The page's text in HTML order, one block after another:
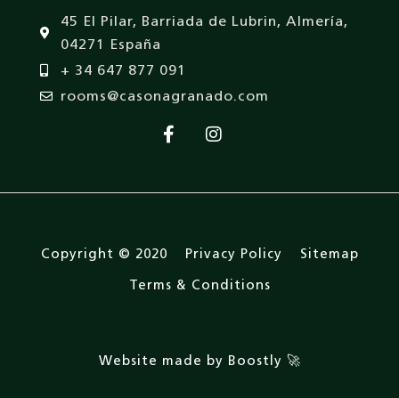
45 El Pilar, Barriada de Lubrin, Almería,
04271 España
+ 34 647 877 091
rooms@casonagranado.com
Copyright © 2020 Privacy Policy Sitemap
Terms & Conditions
Website made by Boostly 🚀